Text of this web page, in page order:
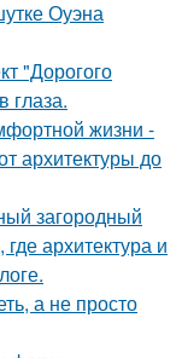
Оуэна
"Дорогого
глаза.
жизни -
архитектуры до
загородный
архитектура и
а не просто